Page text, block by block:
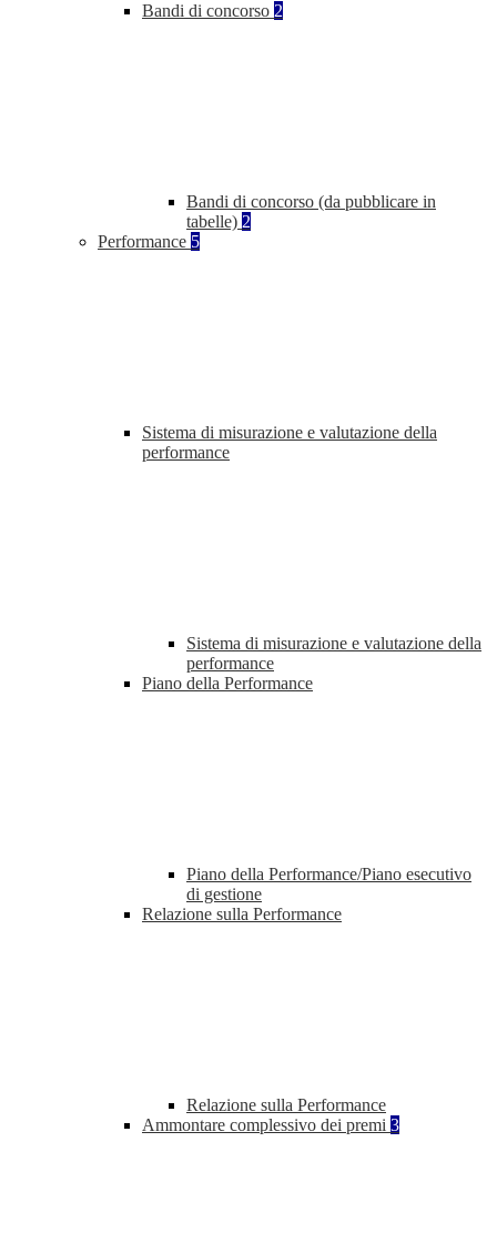
Bandi di concorso 2
Bandi di concorso (da pubblicare in
tabelle) 2
Performance 5
Sistema di misurazione e valutazione della
performance
Sistema di misurazione e valutazione della
performance
Piano della Performance
Piano della Performance/Piano esecutivo
di gestione
Relazione sulla Performance
Relazione sulla Performance
Ammontare complessivo dei premi 3